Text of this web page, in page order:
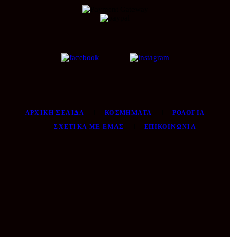
ΑΡΧΙΚΉ ΣΕΛΊΔΑ ΚΟΣΜΉΜΑΤΑ
ΡΟΛΌΓΙΑ
ΣΧΕΤΙΚΆ ΜΕ ΕΜΆΣ
ΕΠΙΚΟΙΝΩΝΊΑ